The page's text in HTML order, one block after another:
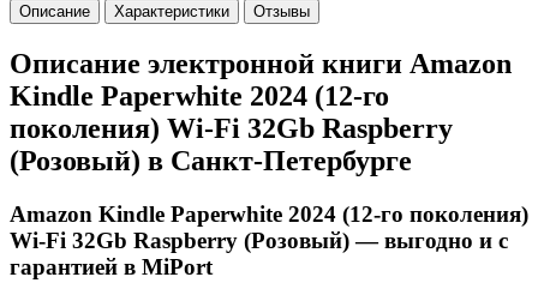
Описание Характеристики Отзывы
Описание электронной книги Amazon
Kindle Paperwhite 2024 (12-го
поколения) Wi-Fi 32Gb Raspberry
(Розовый) в Санкт-Петербурге
Amazon Kindle Paperwhite 2024 (12-го поколения)
Wi-Fi 32Gb Raspberry (Розовый) — выгодно и с
гарантией в MiPort